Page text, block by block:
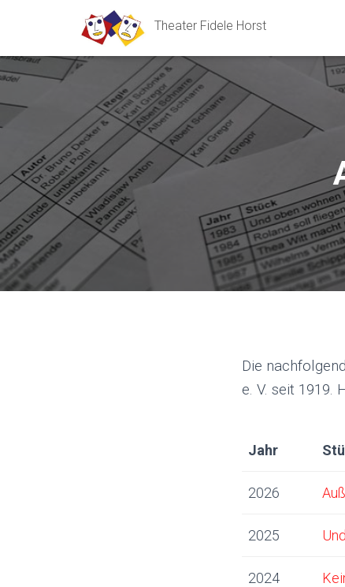
Theater Fidele Horst
Die
e. V. seit 1919.
Jahr
2026
2025
2024